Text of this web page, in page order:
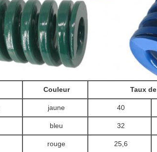
Couleur Taux
jaune 40
bleu 32
rouge 25,6